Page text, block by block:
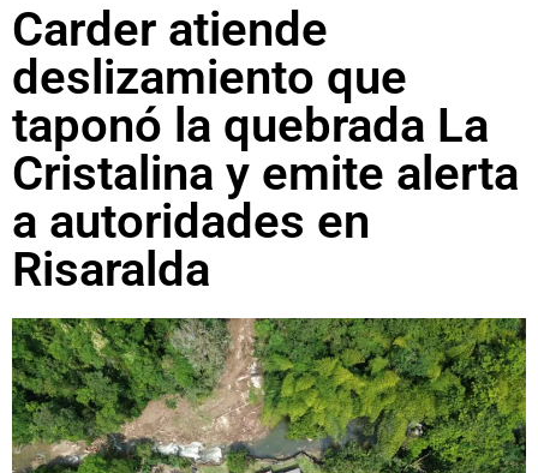
Carder atiende
deslizamiento que
taponó la quebrada La
Cristalina y emite alerta
a autoridades en
Risaralda